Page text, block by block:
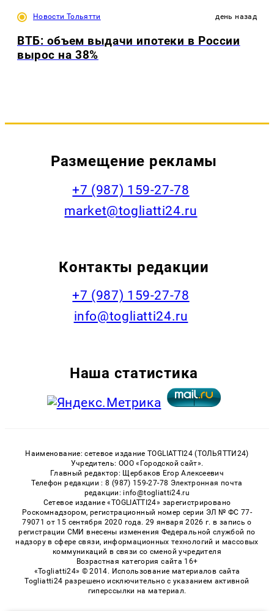
Новости Тольятти день назад
ВТБ: объем выдачи ипотеки в России
вырос на 38%
Размещение рекламы
+7 (987) 159-27-78
market@togliatti24.ru
Контакты редакции
+7 (987) 159-27-78
info@togliatti24.ru
Наша статистика
Наименование: сетевое издание TOGLIATTI24 (ТОЛЬЯТТИ24)
Учредитель: ООО «Городской сайт».
Главный редактор: Щербаков Егор Алексеевич
Телефон редакции : 8 (987) 159-27-78 Электронная почта
редакции: info@togliatti24.ru
Сетевое издание «TOGLIATTI24» зарегистрировано
Роскомнадзором, регистрационный номер серии ЭЛ № ФС 77-
79071 от 15 сентября 2020 года. 29 января 2026 г. в запись о
регистрации СМИ внесены изменения Федеральной службой по
надзору в сфере связи, информационных технологий и массовых
коммуникаций в связи со сменой учредителя
Возрастная категория сайта 16+
«Togliatti24» © 2014. Использование материалов сайта
Togliatti24 разрешено исключительно с указанием активной
гиперссылки на материал.